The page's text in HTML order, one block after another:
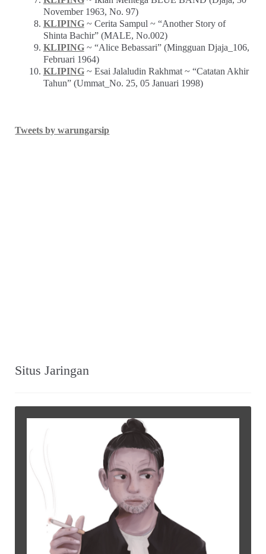
November 1963, No. 97)
KLIPING~ Cerita Sampul ~ “Another Story of
Shinta Bachir” (MALE, No.002)
KLIPING~ “Alice Bebassari” (Mingguan Djaja_106,
Februari 1964)
KLIPING~ Esai Jalaludin Rakhmat ~ “Catatan Akhir
Tahun” (Ummat_No. 25, 05 Januari 1998)
Tweets by warungarsip
Situs Jaringan